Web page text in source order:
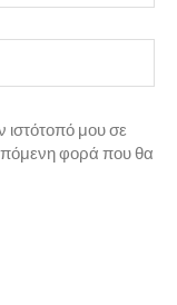
ιστότοπό μου σε
φορά που θα